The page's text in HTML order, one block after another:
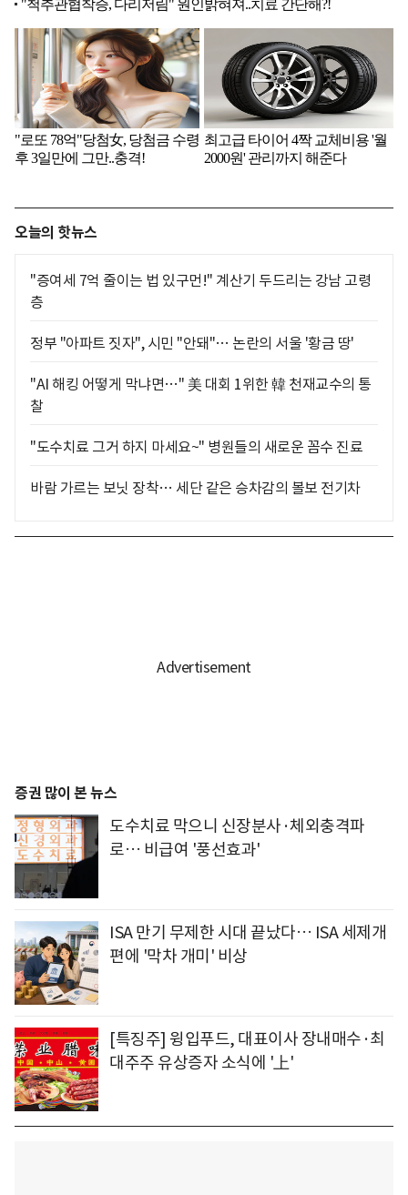
오늘의 핫뉴스
"증여세 7억 줄이는 법 있구먼!" 계산기 두드리는 강남 고령
층
정부 "아파트 짓자", 시민 "안돼"… 논란의 서울 '황금 땅'
"AI 해킹 어떻게 막냐면…" 美 대회 1위한 韓 천재교수의 통
찰
"도수치료 그거 하지 마세요~" 병원들의 새로운 꼼수 진료
바람 가르는 보닛 장착… 세단 같은 승차감의 볼보 전기차
증권 많이 본 뉴스
도수치료 막으니 신장분사·체외충격파
로… 비급여 '풍선효과'
ISA 만기 무제한 시대 끝났다… ISA 세제개
편에 '막차 개미' 비상
[특징주] 윙입푸드, 대표이사 장내매수·최
대주주 유상증자 소식에 '上'